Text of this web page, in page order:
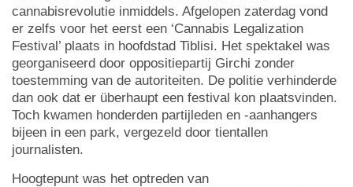
cannabisrevolutie inmiddels. Afgelopen zaterdag vond
er zelfs voor het eerst een ‘Cannabis Legalization
Festival’ plaats in hoofdstad Tiblisi. Het spektakel was
georganiseerd door oppositiepartij Girchi zonder
toestemming van de autoriteiten. De politie verhinderde
dan ook dat er überhaupt een festival kon plaatsvinden.
Toch kwamen honderden partijleden en -aanhangers
bijeen in een park, vergezeld door tientallen
journalisten.
Hoogtepunt was het optreden van